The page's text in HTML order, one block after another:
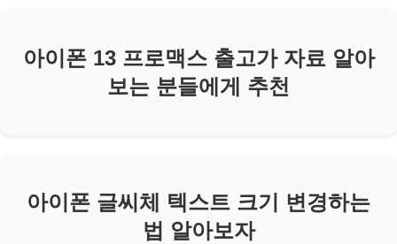
아이폰 13 프로맥스 출고가 자료 알아
보는 분들에게 추천
아이폰 글씨체 텍스트 크기 변경하는
법 알아보자